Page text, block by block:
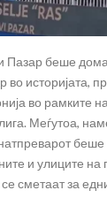
Пазар беше
историјата,
во рамките
Меѓутоа,
и улиците на
сметаат за